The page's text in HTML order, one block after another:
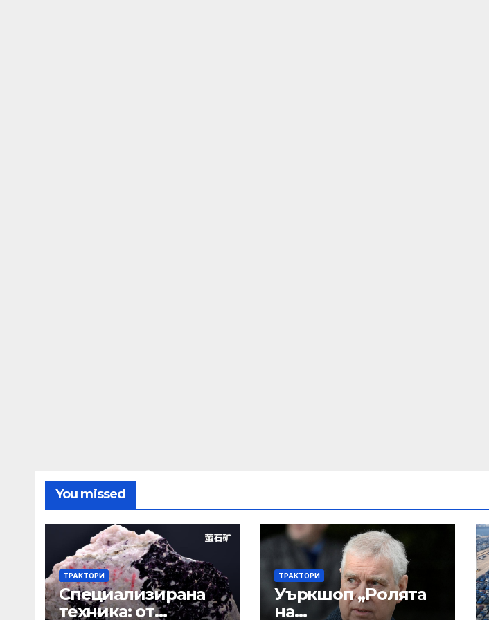
You missed
ТРАКТОРИ
Специализирана
техника: от
ТРАКТОРИ
Уъркшоп „Ролята
на